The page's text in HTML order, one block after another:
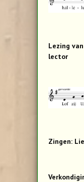
Lezing
lector
Zingen: